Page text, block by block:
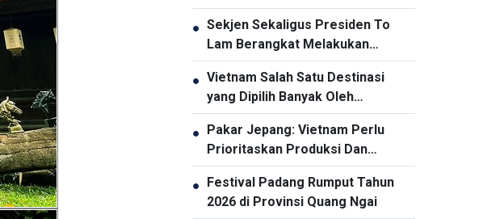
Minh
● Sekjen Sekaligus Presiden To
Lam Berangkat Melakukan
Kunjungan Kenegaraan ke
Australia dan Selandia Baru
● Vietnam Salah Satu Destinasi
yang Dipilih Banyak Oleh
Wisatawan India
● Pakar Jepang: Vietnam Perlu
Prioritaskan Produksi Dan
Pengemasan Chip Semikonduktor
● Festival Padang Rumput Tahun
2026 di Provinsi Quang Ngai